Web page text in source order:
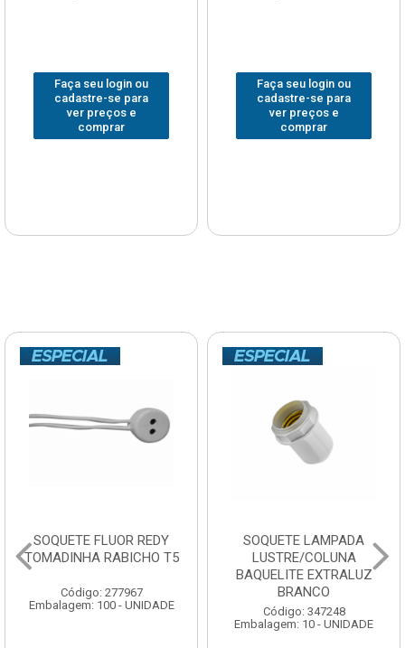
Faça seu login ou
cadastre-se para
ver preços e
comprar
Faça seu login ou
cadastre-se para
ver preços e
comprar
SOQUETE LAMPADA
LUSTRE/COLUNA
BRANCO
Código: 347248
DISCO LIXA DIS-FLEX
CARBONO GRANITO E
MADEIRA 7” 60
Código: 123200
Embalagem: 10 - UNIDADE